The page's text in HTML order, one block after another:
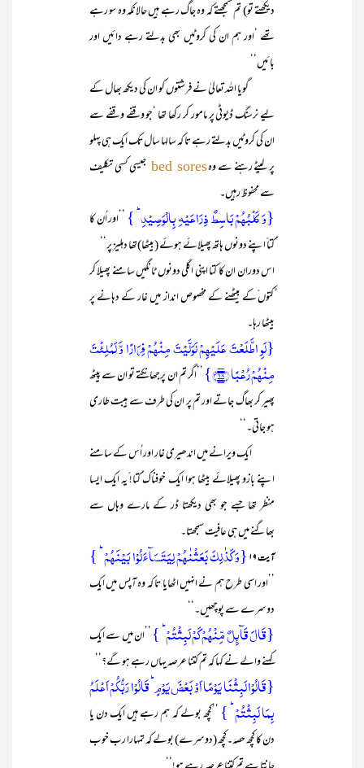
دیکھتے تو) تم سمجھتے کہ وہ جاگ رہے ہیں حالانکہ وہ سو رہے
تھے ‘اور ہم ان کی کروٹیں بھی بدلتے رہے دائیں اور
بائیں‘‘
گویا اللہ تعالیٰ نے فرشتوں کو ان کی دیکھ بھال کے
لیے نرسنگ ڈیوٹی پر مامور کر رکھا تھا ‘جو وقفے وقفے سے
ان کی کروٹیں بدلتے رہے تا کہ سالہا سال تک ایک ہی پہلو
پر لیٹے رہنے سے وہbed sores جیسی کسی تکلیف
سے محفوظ رہیں۔
{وَ کَلۡبُہُمۡ بَاسِطٌ ذِرَاعَیۡہِ بِالۡوَصِیۡدِ ؕ } ’’اور اُن کا
ُکتا ّاپنے دونوں ہاتھ پھیلائے ہوئے (بیٹھا)تھا دہلیز پر‘‘
اس دوران ان کا کتا اپنی اگلی دونوں ٹانگیں سامنے پھیلا کر
ُکتوں ّکے بیٹھنے کے مخصوص انداز میں غار کے دہانے پر
بیٹھا رہا۔
{لَوِ اطَّلَعۡتَ عَلَیۡہِمۡ لَوَلَّیۡتَ مِنۡہُمۡ فِرَارًا وَّ لَمُلِئۡتَ
مِنۡہُمۡ رُعۡبًا ﴿۱۸﴾}
’’اگر تم ان پرجھانکتے تو ان سے پیٹھ
پھیر کر بھاگ جاتے اور تم پر ان کی طرف سے ہیبت طاری
ہو جاتی۔‘‘
ایک ویرانے میں اندھیری غار اور اُس کے سامنے
اپنے بازو پھیلائے بیٹھا ہوا ایک خوفناک ُکتا! ّیہ ایک ایسا
منظر تھا جسے جو بھی دیکھتا ڈر کے مارے وہاں سے
بھاگنے میں ہی عافیت سمجھتا۔
آیت ۱۹ {وَ کَذٰلِکَ بَعَثۡنٰہُمۡ لِیَتَسَآءَلُوۡا بَیۡنَہُمۡ ؕ }
’’اور اسی طرح ہم نے انہیں اٹھایا تا کہ وہ آپس میں ایک
دوسرے سے پوچھیں۔‘‘
{قَالَ قَآئِلٌ مِّنۡہُمۡ کَمۡ لَبِثۡتُمۡ ؕ } ’’ان میں سے ایک
کہنے والے نے کہا کہ تم کتنا عرصہ یہاں رہے ہو گے؟‘‘
{قَالُوۡا لَبِثۡنَا یَوۡمًا اَوۡ بَعۡضَ یَوۡمٍ ؕ قَالُوۡا رَبُّکُمۡ اَعۡلَمُ
بِمَا لَبِثۡتُمۡ ؕ } ’’کچھ بولے کہ ہم رہے ہیں ایک دن یا
دن کا کچھ حصہ۔کچھ (دوسرے) بولے کہ تمہارا رب خوب